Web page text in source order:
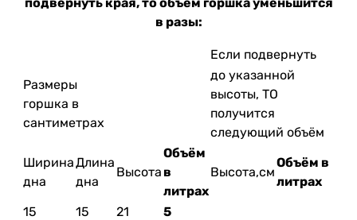
в разы:
Если подвернуть
Размеры
горшка в
сантиметрах
до указанной
высоты, ТО
получится
следующий объём
Ширина
дна
Длина
дна
Высота
Объём
в
литрах
Высота,см
Объём в
литрах
15
15 21
5